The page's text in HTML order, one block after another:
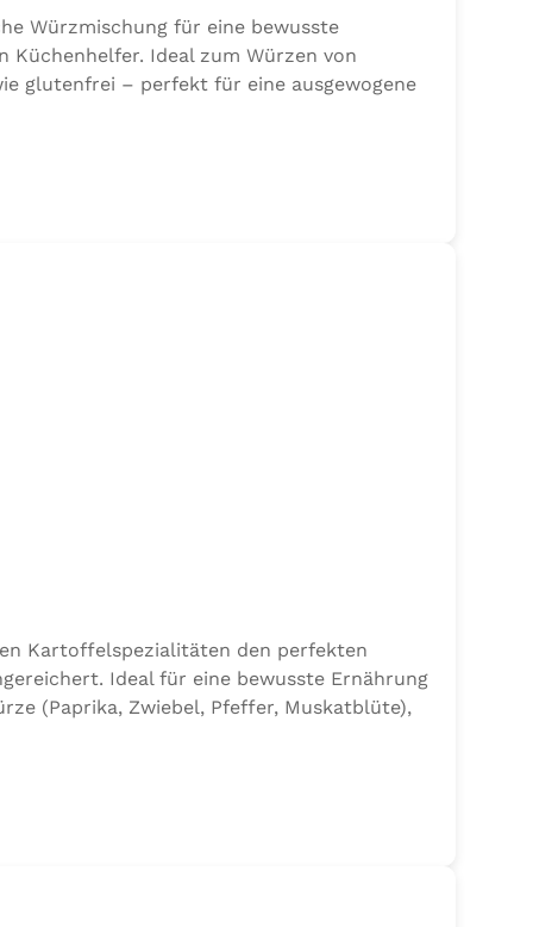
Würzmischung für eine bewusste
Küchenhelfer. Ideal zum Würzen von
glutenfrei – perfekt für eine ausgewogene
Sellerie, Zwiebel, Basilikum, Dill, Majoran,
Kartoffelspezialitäten den perfekten
Ideal für eine bewusste Ernährung
(Paprika, Zwiebel, Pfeffer, Muskatblüte),